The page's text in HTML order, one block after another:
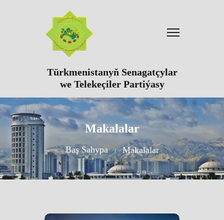
Türkmenistanyň Senagatçylar
we Telekeçiler Partiýasy
Makalalar
Baş Sahypa Makalalar